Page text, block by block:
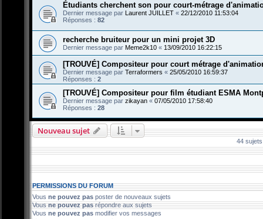
Étudiants cherchent son pour court-métrage
Dernier message par Laurent JUILLET « 22/12/2010 11:53:04
Réponses : 82
recherche bruiteur pour un mini projet 3D
Dernier message par Meme2k10 « 13/09/2010 16:22:15
[TROUVÉ] Compositeur pour court métrage
Dernier message par Terraformers « 25/05/2010 16:59:37
Réponses : 2
[TROUVÉ] Compositeur pour film étudiant ESMA
Dernier message par zikayan « 07/05/2010 17:58:40
Réponses : 28
Nouveau sujet
44
PERMISSIONS DU FORUM
Vous ne pouvez pas poster de nouveaux sujets
Vousne pouvez pasrépondre aux sujets
Vous ne pouvez pas modifier vos messages